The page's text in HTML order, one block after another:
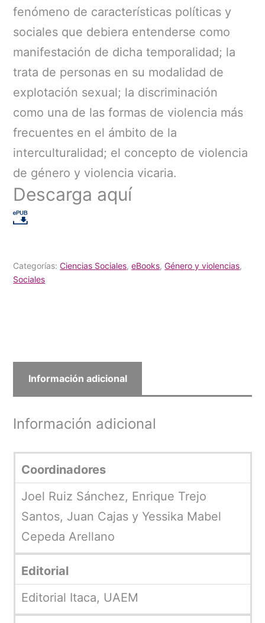
fenómeno de características políticas y
sociales que debiera entenderse como
manifestación de dicha temporalidad; la
trata de personas en su modalidad de
explotación sexual; la discriminación
como una de las formas de violencia más
frecuentes en el ámbito de la
interculturalidad; el concepto de violencia
de género y violencia vicaria.
Descarga aquí
Categorías:Ciencias Sociales,eBooks,Género y violencias,
Sociales
Información adicional
Información adicional
Coordinadores
Joel Ruiz Sánchez, Enrique Trejo
Santos, Juan Cajas y Yessika Mabel
Cepeda Arellano
Editorial
Editorial Itaca, UAEM